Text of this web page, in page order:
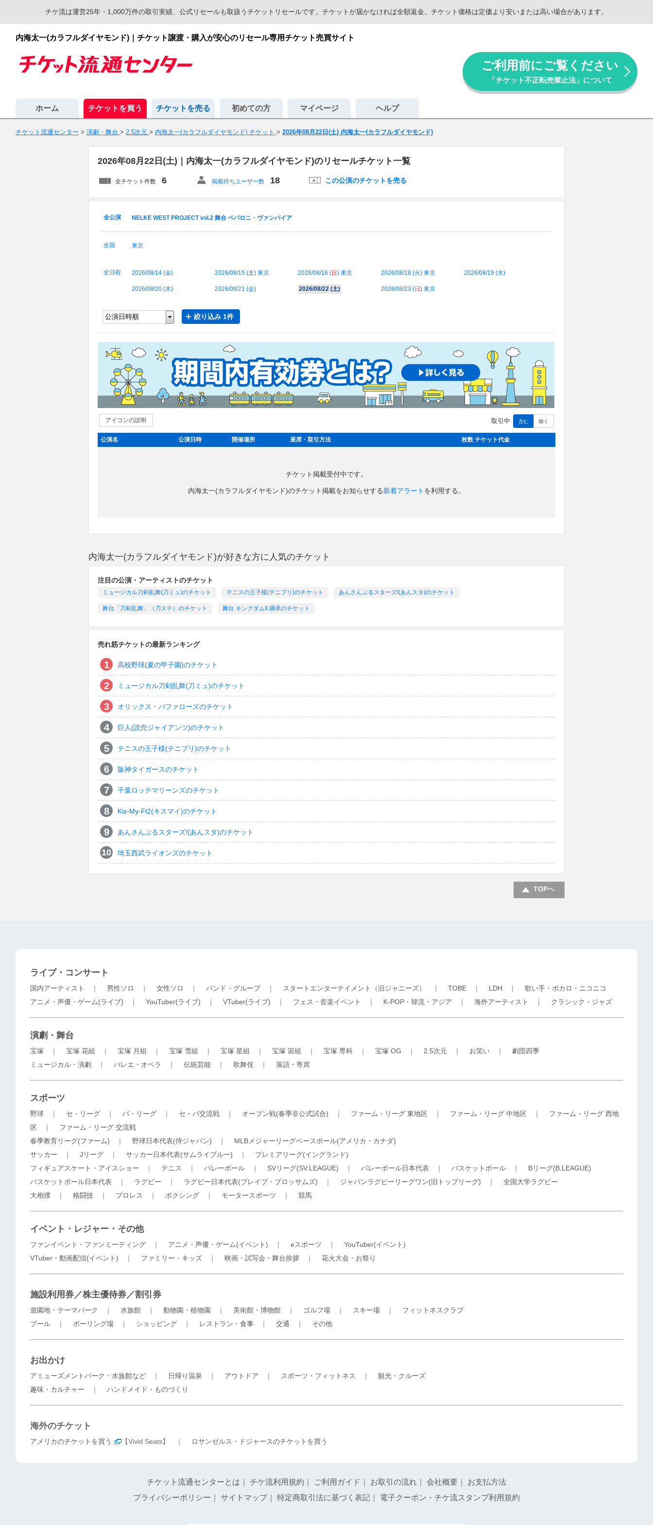
チケ流は運営25年・1,000万件の取引実績、公式リセールも取扱うチケットリセールです。チケットが届かなければ全額返金。チケット価格は定価より安いまたは高い場合があります。
内海太一(カラフルダイヤモンド)｜チケット譲渡・購入が安心のリセール専用チケット売買サイト
ご利用前にご覧ください
「チケット不正転売禁止法」について
ホーム チケットを買う チケットを売る 初めての方 マイページ ヘルプ
チケット流通センター > 演劇・舞台 > 2.5次元 > 内海太一(カラフルダイヤモンド) チケット > 2026年08月22日(土) 内海太一(カラフルダイヤモンド)
2026年08月22日(土)｜内海太一(カラフルダイヤモンド)のリセールチケット一覧
全チケット件数 6 掲載待ちユーザー数 18 この公演のチケットを売る
全公演 NELKE WEST PROJECT vol.2 舞台 ペパロニ・ヴァンパイア
全国 東京
全日程 2026/08/14 (金) 2026/08/15 (土) 東京 2026/08/16 (日 ) 東京 2026/08/18 (火) 東京 2026/08/19 (水)
2026/08/20 (木) 2026/08/21 (金) 2026/08/22 (土) 2026/08/23 (日 ) 東京
絞り込み 1件
アイコンの説明 取引中 含む 除く
公演名 公演日時 開催場所 座席・取引方法 枚数 チケット代金
チケット掲載受付中です。
内海太一(カラフルダイヤモンド)のチケット掲載をお知らせする新着アラート を利用する。
内海太一(カラフルダイヤモンド)が好きな方に人気のチケット
注目の公演・アーティストのチケット
ミュージカル刀剣乱舞(刀ミュ)のチケット テニスの王子様(テニプリ)のチケット あんさんぶるスターズ!(あんスタ)のチケット
舞台「刀剣乱舞」（刀ステ）のチケット 舞台 キングダムII 継承のチケット
売れ筋チケットの最新ランキング
高校野球(夏の甲子園)のチケット
ミュージカル刀剣乱舞(刀ミュ)のチケット
オリックス・バファローズのチケット
巨人(読売ジャイアンツ)のチケット
テニスの王子様(テニプリ)のチケット
阪神タイガースのチケット
千葉ロッテマリーンズのチケット
Kis-My-Ft2(キスマイ)のチケット
あんさんぶるスターズ!(あんスタ)のチケット
埼玉西武ライオンズのチケット
TOPへ
ライブ・コンサート
国内アーティスト ｜ 男性ソロ ｜ 女性ソロ ｜ バンド・グループ｜ スタートエンターテイメント（旧ジャニーズ） ｜ TOBE ｜ LDH ｜ 歌い手・ボカロ・ニコニコ
アニメ・声優・ゲーム(ライブ) ｜ YouTuber(ライブ) ｜ VTuber(ライブ) ｜ フェス・音楽イベント ｜ K-POP・韓流・アジア ｜ 海外アーティスト ｜ クラシック・ジャズ
演劇・舞台
宝塚 ｜ 宝塚 花組 ｜ 宝塚 月組 ｜ 宝塚 雪組 ｜ 宝塚 星組 ｜ 宝塚 宙組 ｜ 宝塚 専科 ｜ 宝塚 OG ｜ 2.5次元 ｜ お笑い ｜ 劇団四季
ミュージカル・演劇
｜ バレエ・オペラ ｜ 伝統芸能 ｜ 歌舞伎 ｜ 落語・寄席
スポーツ
野球 ｜ セ・リーグ ｜ パ・リーグ ｜ セ・パ交流戦 ｜ オープン戦(春季非公式試合) ｜ ファーム・リーグ 東地区 ｜ ファーム・リーグ 中地区 ｜ ファーム・リーグ 西地
区 ｜ ファーム・リーグ 交流戦
春季教育リーグ(ファーム) ｜ 野球日本代表(侍ジャパン) ｜ MLBメジャーリーグベースボール(アメリカ・カナダ)
サッカー ｜ Jリーグ ｜ サッカー日本代表(サムライブルー) ｜ プレミアリーグ(イングランド)
フィギュアスケート・アイスショー ｜ テニス ｜ バレーボール ｜ SVリーグ(SV.LEAGUE) ｜ バレーボール日本代表 ｜ バスケットボール ｜ Bリーグ(B.LEAGUE)
バスケットボール日本代表 ｜ ラグビー ｜ ラグビー日本代表(ブレイブ・ブロッサムズ) ｜ ジャパンラグビーリーグワン(旧トップリーグ) ｜ 全国大学ラグビー
大相撲 ｜ 格闘技 ｜ プロレス ｜ ボクシング ｜ モータースポーツ ｜ 競馬
イベント・レジャー・その他
ファンイベント・ファンミーティング ｜ アニメ・声優・ゲーム(イベント) ｜ eスポーツ ｜ YouTuber(イベント)
VTuber・動画配信(イベント) ｜ ファミリー・キッズ ｜ 映画・試写会・舞台挨拶 ｜ 花火大会・お祭り
施設利用券／株主優待券／割引券
遊園地・テーマパーク ｜ 水族館 ｜ 動物園・植物園 ｜ 美術館・博物館 ｜ ゴルフ場 ｜ スキー場 ｜ フィットネスクラブ
プール ｜ ボーリング場 ｜ ショッピング ｜ レストラン・食事 ｜ 交通 ｜ その他
お出かけ
アミューズメントパーク・水族館など ｜ 日帰り温泉 ｜ アウトドア ｜ スポーツ・フィットネス ｜ 観光・クルーズ
趣味・カルチャー ｜ ハンドメイド・ものづくり
海外のチケット
アメリカのチケットを買う 【Vivid Seats】 ｜ ロサンゼルス・ドジャースのチケットを買う
チケット流通センターとは チケ流利用規約 ご利用ガイド お取引の流れ 会社概要
お支払方法
プライバシーポリシー
サイトマップ｜ 特定商取引法に基づく表記 電子クーポン・チケ流スタンプ利用規約